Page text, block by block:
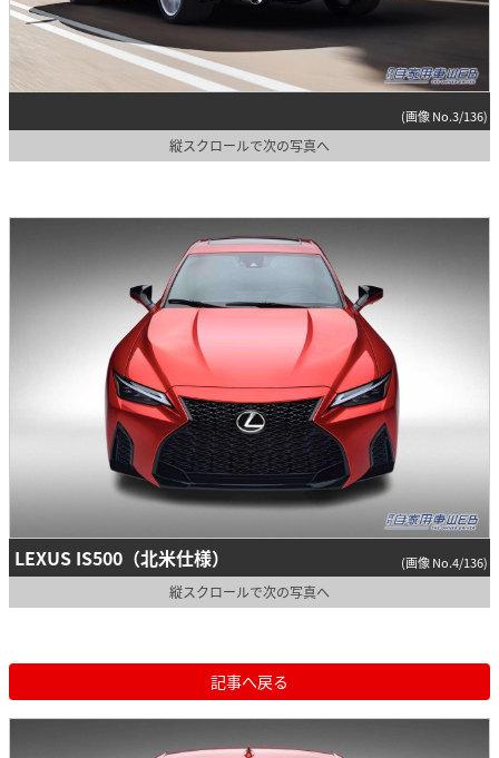
(画像 No.3/136)
縦スクロールで次の写真へ
LEXUS IS500（北米仕様） (画像 No.4/136)
縦スクロールで次の写真へ
記事へ戻る